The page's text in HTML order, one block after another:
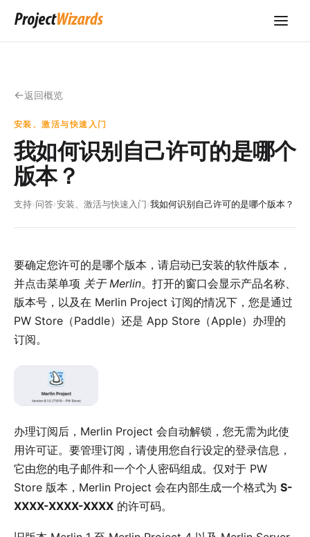
返回概览
安装、激活与快速入门
我如何识别自己许可的是哪个
版本？
支持›问答›安装、激活与快速入门›我如何识别自己许可的是哪个版本？
要确定您许可的是哪个版本，请启动已安装的软件版本，
并点击菜单项 关于 Merlin。打开的窗口会显示产品名称、
版本号，以及在 Merlin Project 订阅的情况下，您是通过
PW Store（Paddle）还是 App Store（Apple）办理的
订阅。
办理订阅后，Merlin Project 会自动解锁，您无需为此使
用许可证。要管理订阅，请使用您自行设定的登录信息，
它由您的电子邮件和一个个人密码组成。仅对于 PW
Store 版本，Merlin Project 会在内部生成一个格式为 S-
XXXX-XXXX-XXXX 的许可码。